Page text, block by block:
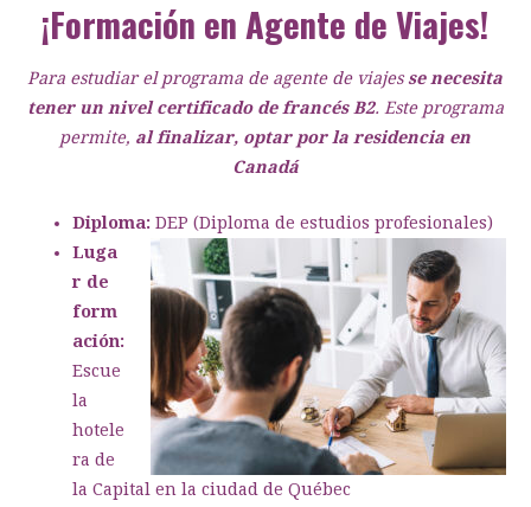
¡Formación en Agente de Viajes!
Para estudiar el programa de agente de viajesse necesita
tener un nivel certificado de francés B2. Este programa
permite, al finalizar, optar por la residencia en
Canadá
Diploma:DEP (Diploma de estudios profesionales)
Luga
r de
form
ación:
Escue
la
hotele
ra de
la Capital en la ciudad de Québec